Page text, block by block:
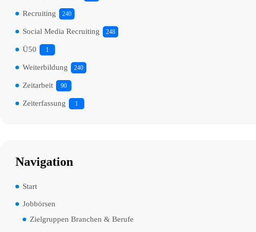
Recruiting 240
Social Media Recruiting 248
Ü50 1
Weiterbildung 240
Zeitarbeit 90
Zeiterfassung 1
Navigation
Start
Jobbörsen
Zielgruppen Branchen & Berufe